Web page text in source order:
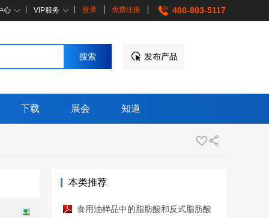
心 VIP服务 登录 免费注册 400-803-5117
发布产品
下载 展会 知道
本类推荐
食用油样品中的脂肪酸和反式脂肪酸